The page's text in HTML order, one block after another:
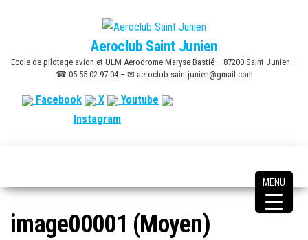
content
Aeroclub Saint Junien
Ecole de pilotage avion et ULM Aerodrome Maryse Bastié – 87200 Saint Junien –
☎ 05 55 02 97 04 – ✉ aeroclub.saintjunien@gmail.com
Facebook X
Youtube
Instagram
image00001 (Moyen)
MENU